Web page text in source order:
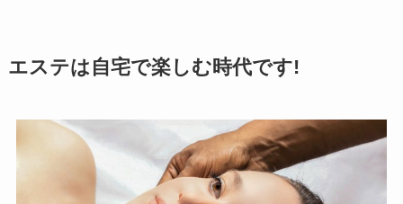
エステは自宅で楽しむ時代です!